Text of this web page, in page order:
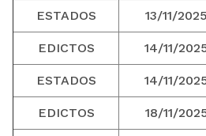
ESTADOS 13/11/2025
EDICTOS 14/11/
ESTADOS 14/11/
EDICTOS 18/11/